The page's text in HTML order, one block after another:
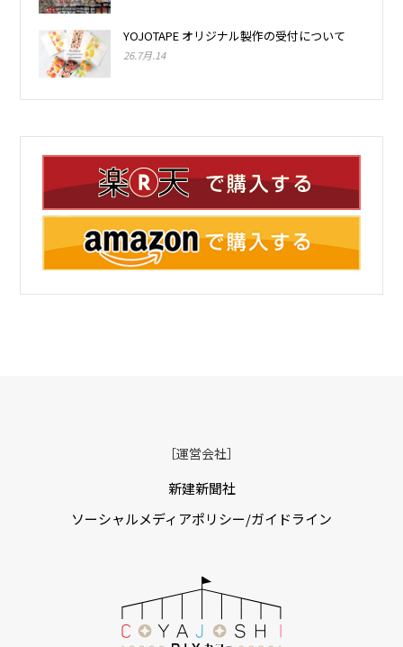
YOJOTAPE オリジナル製作の受付について
26.7月.14
［運営会社］
新建新聞社
ソーシャルメディアポリシー/ガイドライン